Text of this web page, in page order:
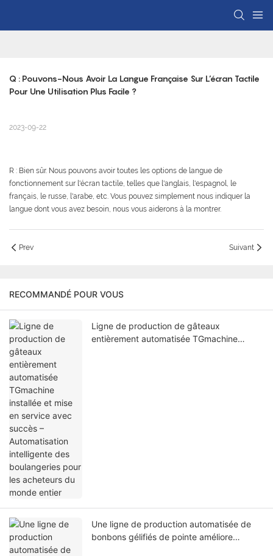
Q : Pouvons-Nous Avoir La Langue Française Sur L’écran Tactile
Pour Une Utilisation Plus Facile ?
2023-09-22
R : Bien sûr. Nous pouvons avoir toutes les options de langue de
fonctionnement sur l'écran tactile, telles que l'anglais, l'espagnol, le
français, le russe, l'arabe, etc. Vous pouvez simplement nous indiquer la
langue dont vous avez besoin, nous vous aiderons à la montrer.
Prev Suivant
RECOMMANDÉ POUR VOUS
Ligne de production de gâteaux
entièrement automatisée TGmachine
Une ligne de production automatisée de
bonbons gélifiés de pointe améliore